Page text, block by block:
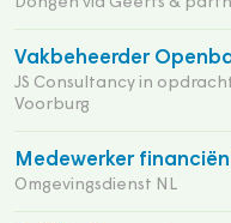
Vakbeheerder
JS Consultancy in
Voorburg
Medewerker
Omgevingsdienst NL